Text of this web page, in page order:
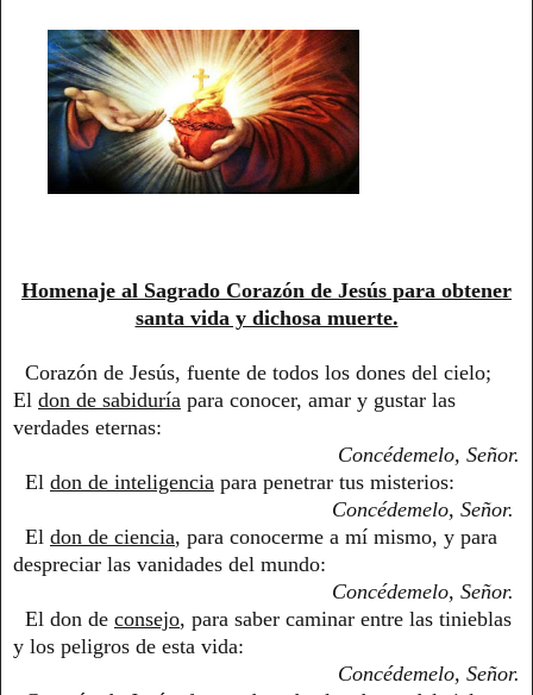
Homenaje al Sagrado Corazón de Jesús para obtener
santa vida y dichosa muerte.
Corazón de Jesús, fuente de todos los dones del cielo;
El don de sabiduría para conocer, amar y gustar las
verdades eternas:
Concédemelo, Señor.
El don de inteligencia para penetrar tus misterios:
Concédemelo, Señor.
El don de ciencia, para conocerme a mí mismo, y para
despreciar las vanidades del mundo:
Concédemelo, Señor.
El don de consejo, para saber caminar entre las tinieblas
y los peligros de esta vida:
Concédemelo, Señor.